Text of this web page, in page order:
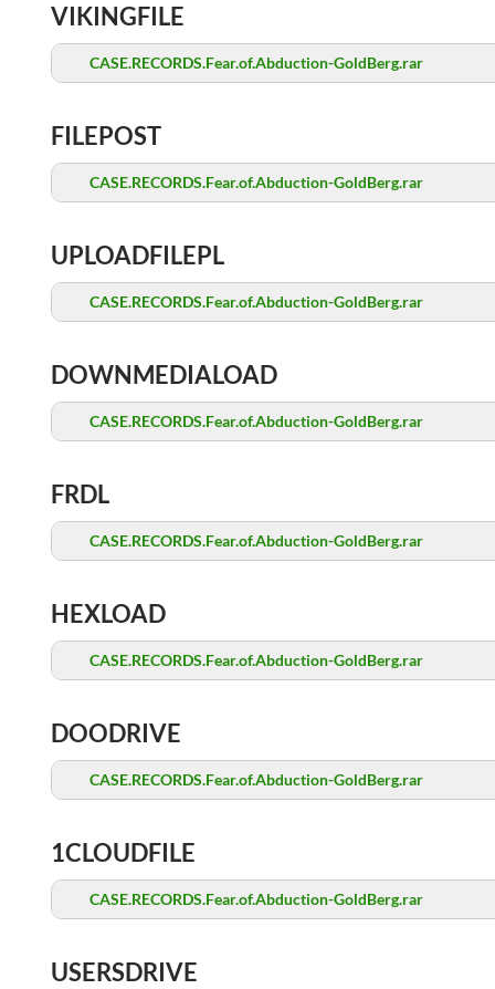
VIKINGFILE
CASE.RECORDS.Fear.of.Abduction-GoldBerg.rar
FILEPOST
CASE.RECORDS.Fear.of.Abduction-GoldBerg.rar
UPLOADFILEPL
CASE.RECORDS.Fear.of.Abduction-GoldBerg.rar
DOWNMEDIALOAD
CASE.RECORDS.Fear.of.Abduction-GoldBerg.rar
FRDL
CASE.RECORDS.Fear.of.Abduction-GoldBerg.rar
HEXLOAD
CASE.RECORDS.Fear.of.Abduction-GoldBerg.rar
DOODRIVE
CASE.RECORDS.Fear.of.Abduction-GoldBerg.rar
1CLOUDFILE
CASE.RECORDS.Fear.of.Abduction-GoldBerg.rar
USERSDRIVE